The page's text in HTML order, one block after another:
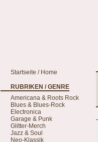
Startseite / Home
RUBRIKEN / GENRE
Americana & Roots Rock
Blues & Blues-Rock
Electronica
Garage & Punk
Glitter-Merch
Jazz & Soul
Neo-Klassik